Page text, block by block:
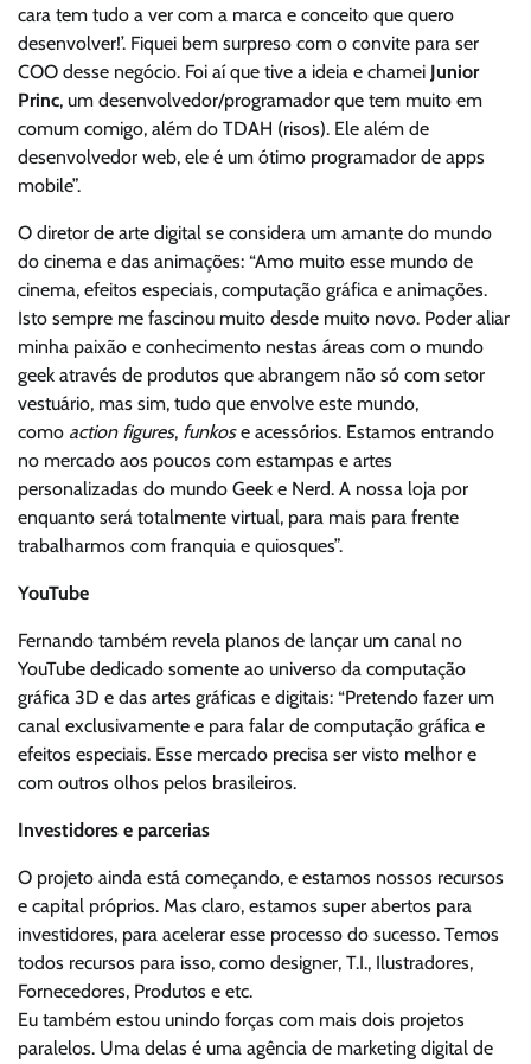
cara tem tudo a ver com a marca e conceito que quero
desenvolver!’. Fiquei bem surpreso com o convite para ser
COO desse negócio. Foi aí que tive a ideia e chamei Junior
Princ, um desenvolvedor/programador que tem muito em
comum comigo, além do TDAH (risos). Ele além de
desenvolvedor web, ele é um ótimo programador de apps
mobile”.
O diretor de arte digital se considera um amante do mundo
do cinema e das animações: “Amo muito esse mundo de
cinema, efeitos especiais, computação gráfica e animações.
Isto sempre me fascinou muito desde muito novo. Poder aliar
minha paixão e conhecimento nestas áreas com o mundo
geek através de produtos que abrangem não só com setor
vestuário, mas sim, tudo que envolve este mundo,
como action figures, funkose acessórios. Estamos entrando
no mercado aos poucos com estampas e artes
personalizadas do mundo Geek e Nerd. A nossa loja por
enquanto será totalmente virtual, para mais para frente
trabalharmos com franquia e quiosques”.
YouTube
Fernando também revela planos de lançar um canal no
YouTube dedicado somente ao universo da computação
gráfica 3D e das artes gráficas e digitais: “Pretendo fazer um
canal exclusivamente e para falar de computação gráfica e
efeitos especiais. Esse mercado precisa ser visto melhor e
com outros olhos pelos brasileiros.
Investidores e parcerias
O projeto ainda está começando, e estamos nossos recursos
e capital próprios. Mas claro, estamos super abertos para
investidores, para acelerar esse processo do sucesso. Temos
todos recursos para isso, como designer, T.I., Ilustradores,
Fornecedores, Produtos e etc.
Eu também estou unindo forças com mais dois projetos
paralelos. Uma delas é uma agência de marketing digital de